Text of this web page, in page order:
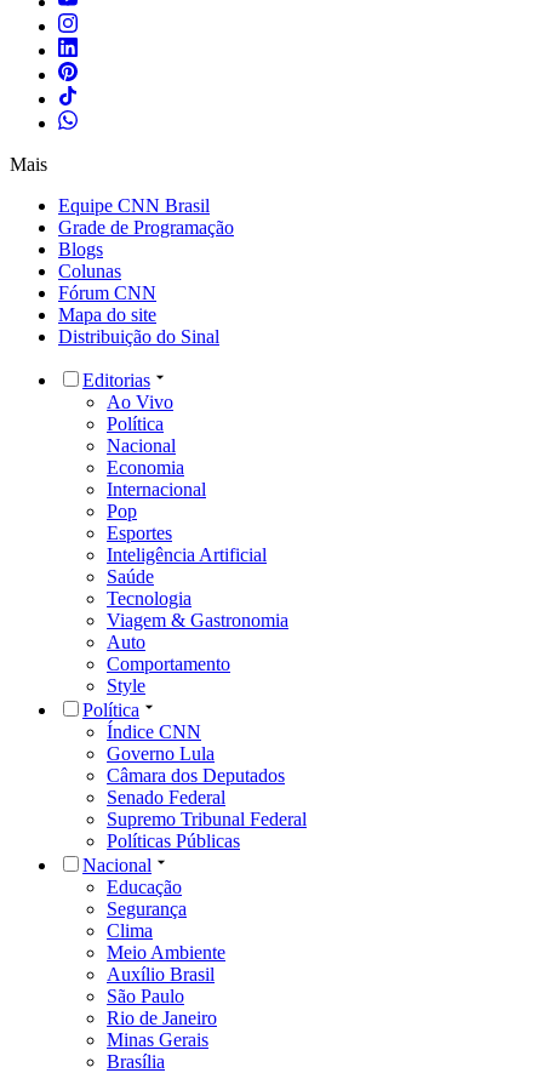
Mais
Equipe CNN Brasil
Grade de Programação
Blogs
Colunas
Fórum CNN
Mapa do site
Distribuição do Sinal
Editorias
Ao Vivo
Política
Nacional
Economia
Internacional
Pop
Esportes
Inteligência Artificial
Saúde
Tecnologia
Viagem & Gastronomia
Auto
Comportamento
Style
Política
Índice CNN
Governo Lula
Câmara dos Deputados
Senado Federal
Supremo Tribunal Federal
Políticas Públicas
Nacional
Educação
Segurança
Clima
Meio Ambiente
Auxílio Brasil
São Paulo
Rio de Janeiro
Minas Gerais
Brasília